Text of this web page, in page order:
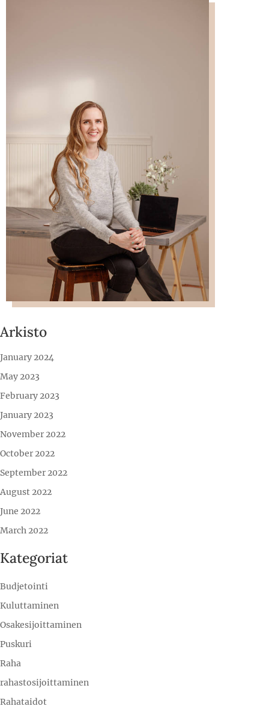
Arkisto
January 2024
May 2023
February 2023
January 2023
November 2022
October 2022
September 2022
August 2022
June 2022
March 2022
Kategoriat
Budjetointi
Kuluttaminen
Osakesijoittaminen
Puskuri
Raha
rahastosijoittaminen
Rahataidot